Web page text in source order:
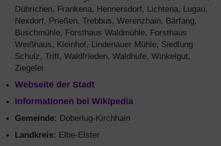
Dübrichen, Frankena, Hennersdorf, Lichtena, Lugau,
Nexdorf, Prießen, Trebbus, Werenzhain, Bärfang,
Buschmühle, Forsthaus Waldmühle, Forsthaus
Weißhaus, Kleinhof, Lindenauer Mühle, Siedlung
Schulz, Trift, Waldfrieden, Waldhufe, Winkelgut,
Ziegelei
Webseite der Stadt
Informationen bei Wikipedia
Gemeinde: Doberlug-Kirchhain
Landkreis: Elbe-Elster